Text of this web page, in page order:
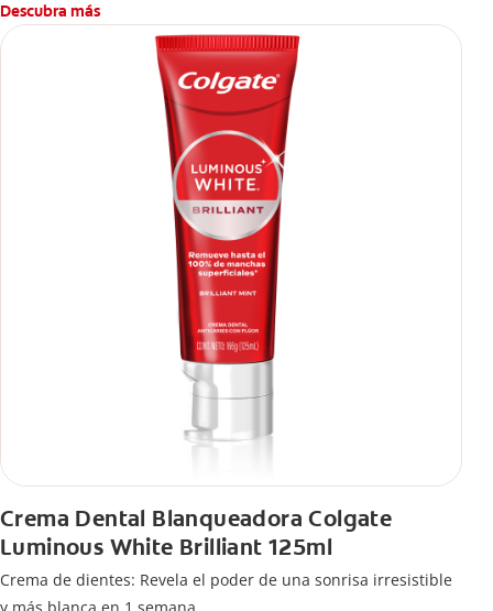
Descubra más
Crema Dental Blanqueadora Colgate
Luminous White Brilliant 125ml
Crema de dientes: Revela el poder de una sonrisa irresistible